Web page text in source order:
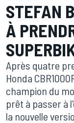
STEFAN
À
Après quatre
Honda
champion du
prêt à passer à
la nouvelle